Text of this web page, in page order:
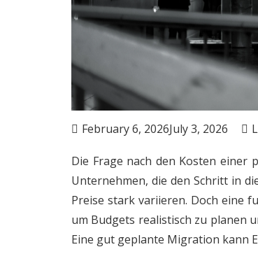
February 6, 2026July 3, 2026
Die Frage nach den Kosten einer
Unternehmen, die den Schritt in
Preise stark variieren. Doch eine
um Budgets realistisch zu planen
Eine gut geplante Migration kann